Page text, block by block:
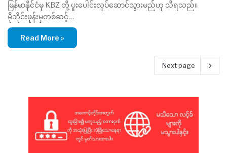
မြန်မာနိုင်ငံမှ KBZ တို့ ပူးပေါင်းလုပ်ဆောင်သွားမည်ဟု သိရသည်။
မိုဘိုင်းဖုန်းမှတစ်ဆင့်…
Read More »
Next page